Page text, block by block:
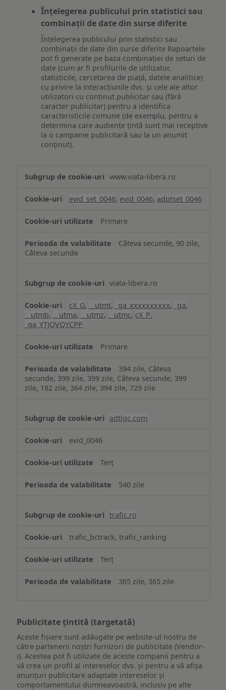
Înțelegerea publicului prin statistici sau
combinații de date din surse diferite
Înțelegerea publicului prin statistici sau
combinații de date din surse diferite Rapoartele
pot fi generate pe baza combinației de seturi de
date (cum ar fi profilurile de utilizator,
statisticile, cercetarea de piață, datele analitice)
cu privire la interacțiunile dvs. și cele ale altor
utilizatori cu conținut publicitar sau (fără
caracter publicitar) pentru a identifica
caracteristicile comune (de exemplu, pentru a
determina care audiențe țintă sunt mai receptive
la o campanie publicitară sau la un anumit
conținut).
www.viata-libera.ro
evid_set_0046, evid_0046, adptset_0046
Primare
Câteva secunde, 90 zile,
Câteva secunde
viata-libera.ro
cX_G, __utmt, _ga_xxxxxxxxxx, _ga,
__utmb, __utma, __utmz, __utmc, cX_P,
_ga_YTJQVQYCPP
Primare
394 zile, Câteva
secunde, 399 zile, 399 zile, Câteva secunde, 399
zile, 182 zile, 364 zile, 394 zile, 729 zile
adtlgc.com
evid_0046
Terț
540 zile
trafic.ro
trafic_bctrack, trafic_ranking
Terț
365 zile, 365 zile
Publicitate țintită (targetată)
Aceste fișiere sunt adăugate pe website-ul nostru de
către partenerii noștri furnizori de publicitate (Vendor-
i). Acestea pot fi utilizate de aceste companii pentru a
vă crea un profil al intereselor dvs. și pentru a vă afișa
anunțuri publicitare adaptate intereselor și
comportamentului dumneavoastră, inclusiv pe alte